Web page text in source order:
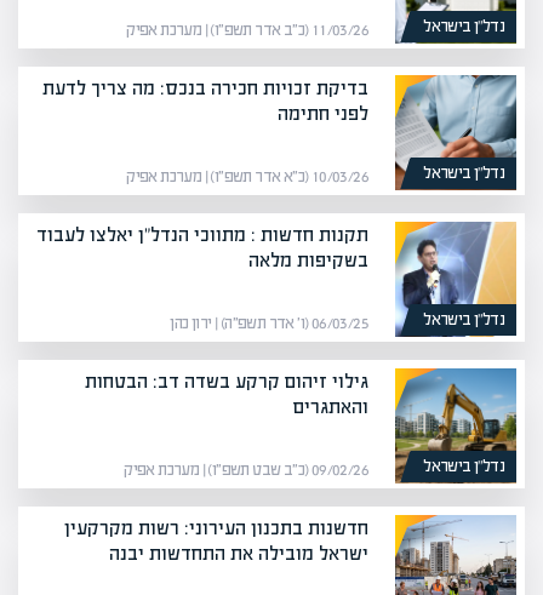
נדל”ן בישראל 11/03/26 (כ״ב אדר תשפ״ו) | מערכת אפיק
נדל”ן בישראל
בדיקת זכויות חכירה בנכס: מה צריך לדעת
לפני חתימה
10/03/26 (כ״א אדר תשפ״ו) | מערכת אפיק
נדל”ן בישראל
תקנות חדשות : מתווכי הנדל"ן יאלצו לעבוד
בשקיפות מלאה
06/03/25 (ו׳ אדר תשפ״ה) | ירון כהן
נדל”ן בישראל
גילוי זיהום קרקע בשדה דב: הבטחות
והאתגרים
09/02/26 (כ״ב שבט תשפ״ו) | מערכת אפיק
חדשנות בתכנון העירוני: רשות מקרקעין
ישראל מובילה את התחדשות יבנה